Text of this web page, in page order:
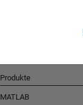
Produkte
MATLAB